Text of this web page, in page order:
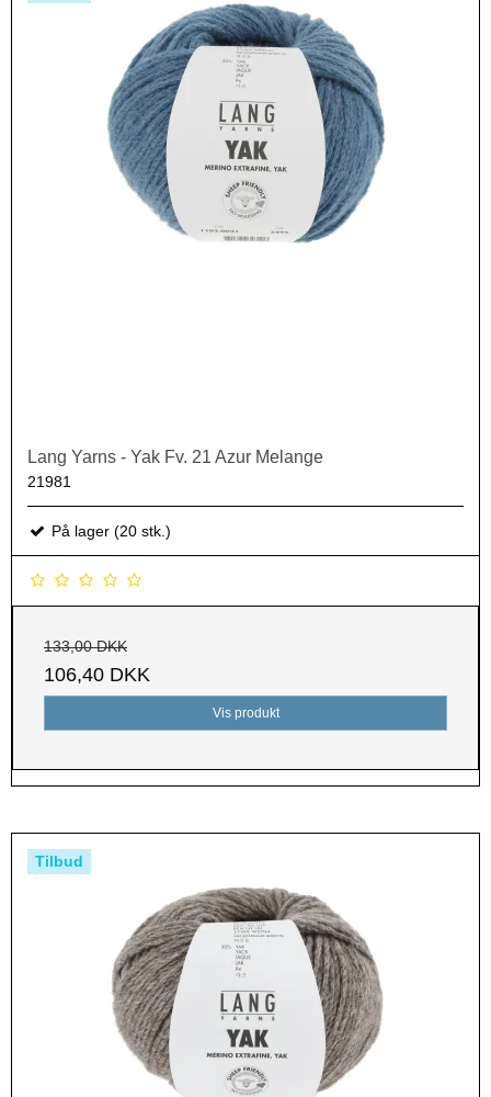
Lang Yarns - Yak Fv. 21 Azur Melange
21981
På lager (20 stk.)
133,00 DKK
106,40 DKK
Vis produkt
Tilbud